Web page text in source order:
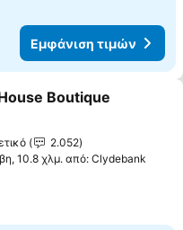
Εμφάνιση τιμών
στα αγαπημένα
Boutique
τιμών 2.052
10.8 χλμ. από: Clydebank